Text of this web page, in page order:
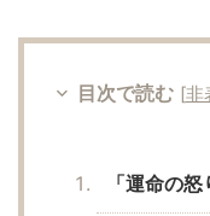
目次で読む [非
「運命の